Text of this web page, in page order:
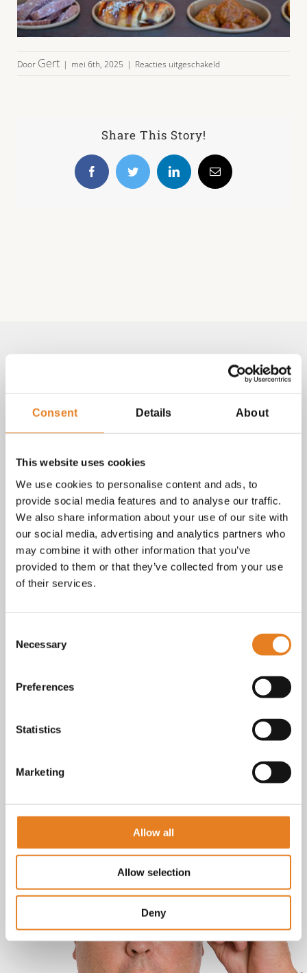
Consent Details About
This website uses cookies
We use cookies to personalise content and ads, to
provide social media features and to analyse our traffic.
We also share information about your use of our site with
our social media, advertising and analytics partners who
may combine it with other information that you’ve
provided to them or that they’ve collected from your use
of their services.
Selection
Necessary
Preferences
Statistics
Marketing
Allow all
Allow selection
Deny
Door Gert | mei 6th, 2025 | Reacties uitgeschakeld
hapjes-
Share This Story!
FacebookTwitter LinkedInE-
mail
Aangepast met telefoonnummer:
tot vragen over bestellingen, betalingen en leveringen.
Facebook
Instagram
E-mail
Telefoon / whatsapp: +31 6 23227983
Bekijk onzeAlgemene voorwaarden. KvK nr.: 18068338.
Lees ook onze privacy encookiepolicy als je benieuwd
bent naar wat we met je gegevens doen.